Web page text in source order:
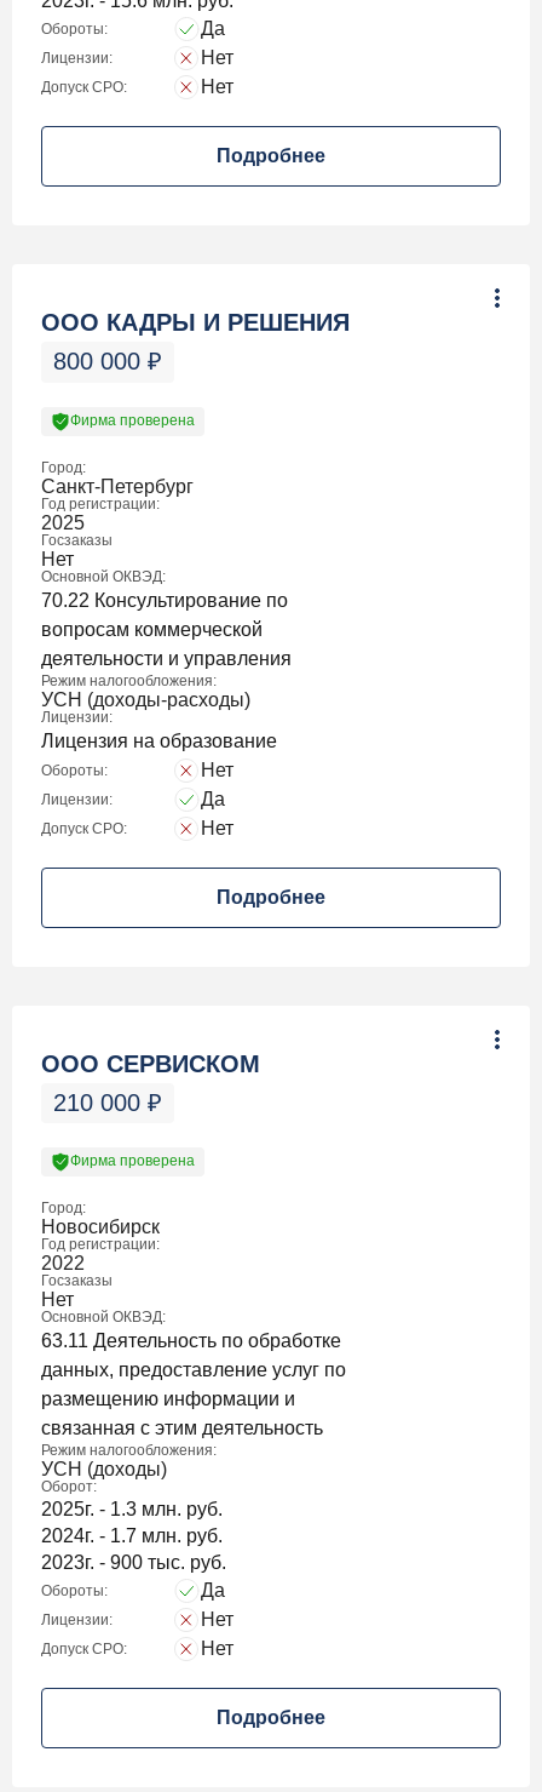
Обороты: Да
Лицензии: Нет
Допуск СРО: Нет
Подробнее
ООО КАДРЫ И РЕШЕНИЯ
800 000 ₽
Фирма проверена
Город:
Санкт-Петербург
Год регистрации:
2025
Госзаказы
Нет
Основной ОКВЭД:
70.22 Консультирование по
вопросам коммерческой
деятельности и управления
Режим налогообложения:
УСН (доходы-расходы)
Лицензии:
Лицензия на образование
Обороты: Нет
Лицензии: Да
Допуск СРО: Нет
Подробнее
ООО СЕРВИСКОМ
210 000 ₽
Фирма проверена
Город:
Новосибирск
Год регистрации:
2022
Госзаказы
Нет
Основной ОКВЭД:
63.11 Деятельность по обработке
данных, предоставление услуг по
размещению информации и
связанная с этим деятельность
Режим налогообложения:
УСН (доходы)
Оборот:
2025г. - 1.3 млн. руб.
2024г. - 1.7 млн. руб.
2023г. - 900 тыс. руб.
Обороты: Да
Лицензии: Нет
Допуск СРО: Нет
Подробнее